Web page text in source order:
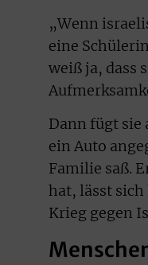
„Wenn
eine
weiß ja, dass
Dann fügt sie
ein Auto
Familie saß.
hat, lässt
Krieg gegen